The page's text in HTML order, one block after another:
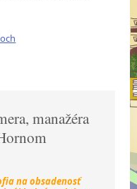
manažéra
na obsadenosť